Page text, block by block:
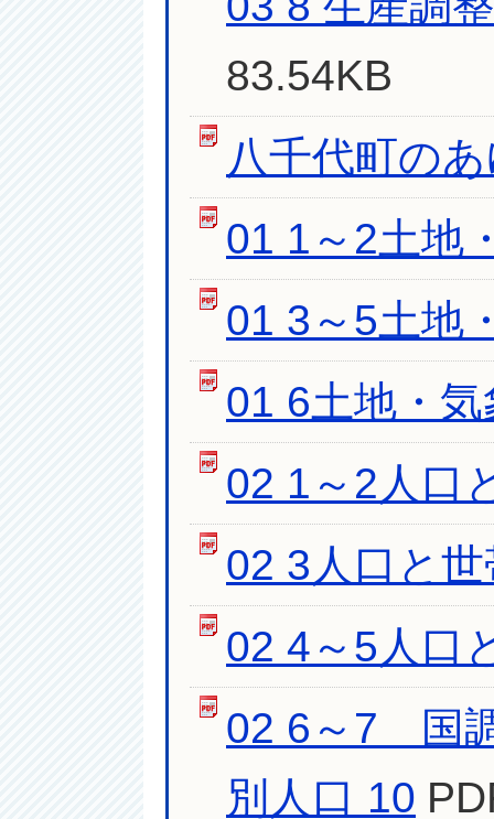
83.54KB
八千代町の
01 1～2土
01 3～5土
01 6土地・
02 1～2人口
02 3人口と
02 4～5人口
02 6～7 国
別人口 10